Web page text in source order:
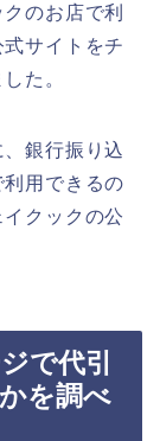
のお店で利
サイトをチ
た。
銀行振り込
用できるの
クックの公
で代引
を調べ